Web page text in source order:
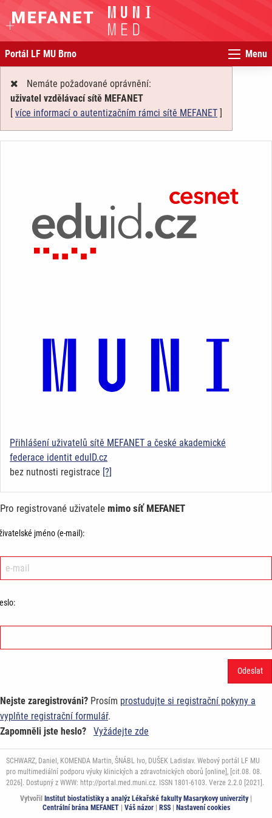
Portál LF MU Brno Menu
Nemáte požadované oprávnění:
uživatel vzdělávací sítě MEFANET
[ více informací o autentizačním rámci sítě MEFANET ]
Přihlášení uživatelů sítě MEFANET a české akademické
federace identit eduID.cz
bez nutnosti registrace [?]
Pro registrované uživatele mimo síť MEFANET
jméno (e-mail):
Nejste zaregistrováni? Prosím prostudujte si registrační pokyny a
vyplňte registrační formulář.
Zapomněli jste heslo?
Vyžádejte zde
SCHWARZ, Daniel, KOMENDA Martin, ŠNÁBL Ivo, DUŠEK Ladislav. Webový portál LF MU
pro multimediální podporu výuky klinických a zdravotnických oborů [online], [cit.08. 08.
2026]. Dostupný z WWW: http://portal.med.muni.cz. ISSN 1801-6103. Verze 2.2.0 [2021].
Vytvořil
Institut biostatistiky a analýz Lékařské fakulty Masarykovy univerzity|
Centrální brána MEFANET| Váš názor| RSS| Nastavení cookies